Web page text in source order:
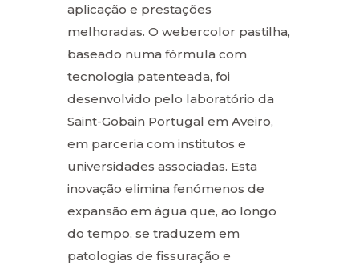
aplicação e prestações
melhoradas. O webercolor pastilha,
baseado numa fórmula com
tecnologia patenteada, foi
desenvolvido pelo laboratório da
Saint-Gobain Portugal em Aveiro,
em parceria com institutos e
universidades associadas. Esta
inovação elimina fenómenos de
expansão em água que, ao longo
do tempo, se traduzem em
patologias de fissuração e